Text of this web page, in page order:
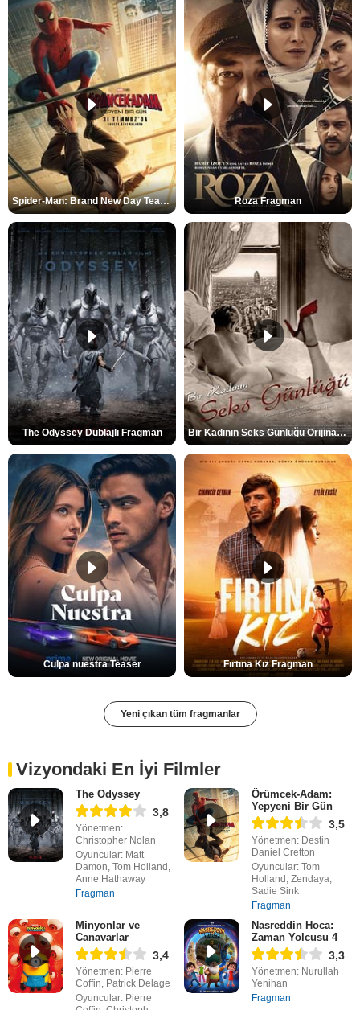
Spider-Man: Brand New Day Teaser Roza Fragman
The Odyssey Dublajlı Fragman Bir Kadının Seks Günlüğü Orijinal Fragman
Culpa nuestra Teaser Fırtına Kız Fragman
Yeni çıkan tüm fragmanlar
Vizyondaki En İyi Filmler
The Odyssey
3,8
Yönetmen:
Christopher Nolan
Oyuncular: Matt
Damon, Tom Holland,
Anne Hathaway
Fragman
Örümcek-Adam:
Yepyeni Bir Gün
3,5
Yönetmen: Destin
Daniel Cretton
Oyuncular: Tom
Holland, Zendaya,
Sadie Sink
Fragman
Minyonlar ve
Canavarlar
3,4
Yönetmen: Pierre
Coffin, Patrick Delage
Oyuncular: Pierre
Nasreddin Hoca:
Zaman Yolcusu 4
3,3
Yönetmen: Nurullah
Yenihan
Fragman